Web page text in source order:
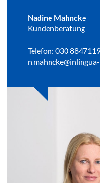
Nadine Mahncke
Kundenberatung
Telefon: 030